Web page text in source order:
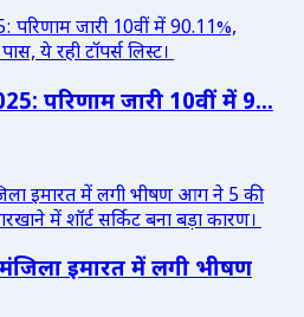
परिणाम जारी 10वीं में 9...
इमारत में लगी भीषण